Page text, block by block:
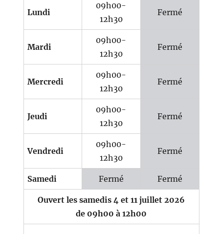
Lundi
09h00-
12h30
Fermé
Mardi
09h00-
12h30
Fermé
Mercredi
09h00-
12h30
Fermé
Jeudi
09h00-
12h30
Fermé
Vendredi
09h00-
12h30
Fermé
Samedi Fermé Fermé
Ouvert les samedis 4 et 11 juillet 2026
de 09h00 à 12h00